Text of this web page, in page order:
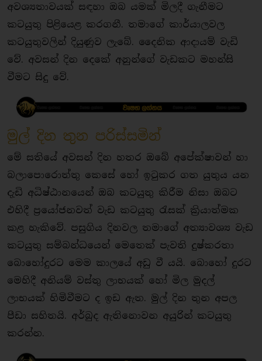
අවශ්‍යතාවයක් සඳහා ඔබ යමක් මිලදී ගැනීමට
කටයුතු පිළියෙළ කරගනී. තමාගේ කාර්යාලවල
කටයුතුවලින් දියුණුව ලැබේ. දෛනික ආදායම් වැඩි
වේ. අවසන් දින දෙකේ අනුන්ගේ වැඩකට මහන්සි
වීමට සිදු වේ.
මුල් දින තුන පරිස්සමින්
මේ සතියේ අවසන් දින හතර ඔබේ අපේක්ෂාවන් හා
බලාපොරොත්තු කෙසේ හෝ ඉටුකර ගත යුතුය යන
දැඩි අධිෂ්ඨානයෙන් ඔබ කටයුතු කිරීම නිසා ඔබට
එහිදී ප්‍රයෝජනවත් වැඩ කටයුතු රැසක් ක්‍රියාත්මක
කළ හැකිවේ. පසුගිය දිනවල තමාගේ අත්‍යාවශ්‍ය වැඩ
කටයුතු සම්බන්ධයෙන් මෙතෙක් පැවති දුෂ්කරතා
බොහෝදුරට මෙම කාලයේ අඩු වී යයි. බොහෝ දුරට
මෙහිදී අනියම් වස්තු ලාභයක් හෝ මිල මුදල්
ලාභයක් හිමිවීමට ද ඉඩ ඇත. මුල් දින තුන අපල
පීඩා සහිතයි. අර්බුද ඇතිනොවන අයුරින් කටයුතු
කරන්න.